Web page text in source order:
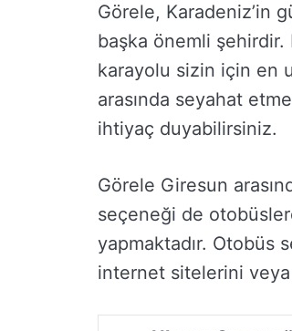
Görele, Karadeniz’in
başka önemli şehirdir.
karayolu sizin için en
arasında seyahat
ihtiyaç duyabilirsiniz.
Görele Giresun
seçeneği de
yapmaktadır. Otobüs
internet sitelerini